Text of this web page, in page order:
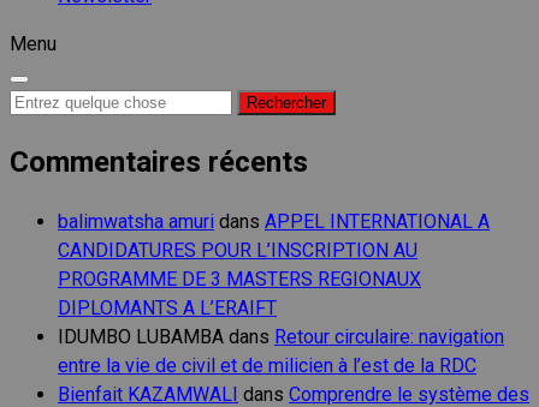
Menu
Recherche
Commentaires récents
balimwatsha amuri dans APPEL INTERNATIONAL A
CANDIDATURES POUR L’INSCRIPTION AU
PROGRAMME DE 3 MASTERS REGIONAUX
DIPLOMANTS A L’ERAIFT
IDUMBO LUBAMBA dans Retour circulaire: navigation
entre la vie de civil et de milicien à l’est de la RDC
Bienfait KAZAMWALI dans Comprendre le système des